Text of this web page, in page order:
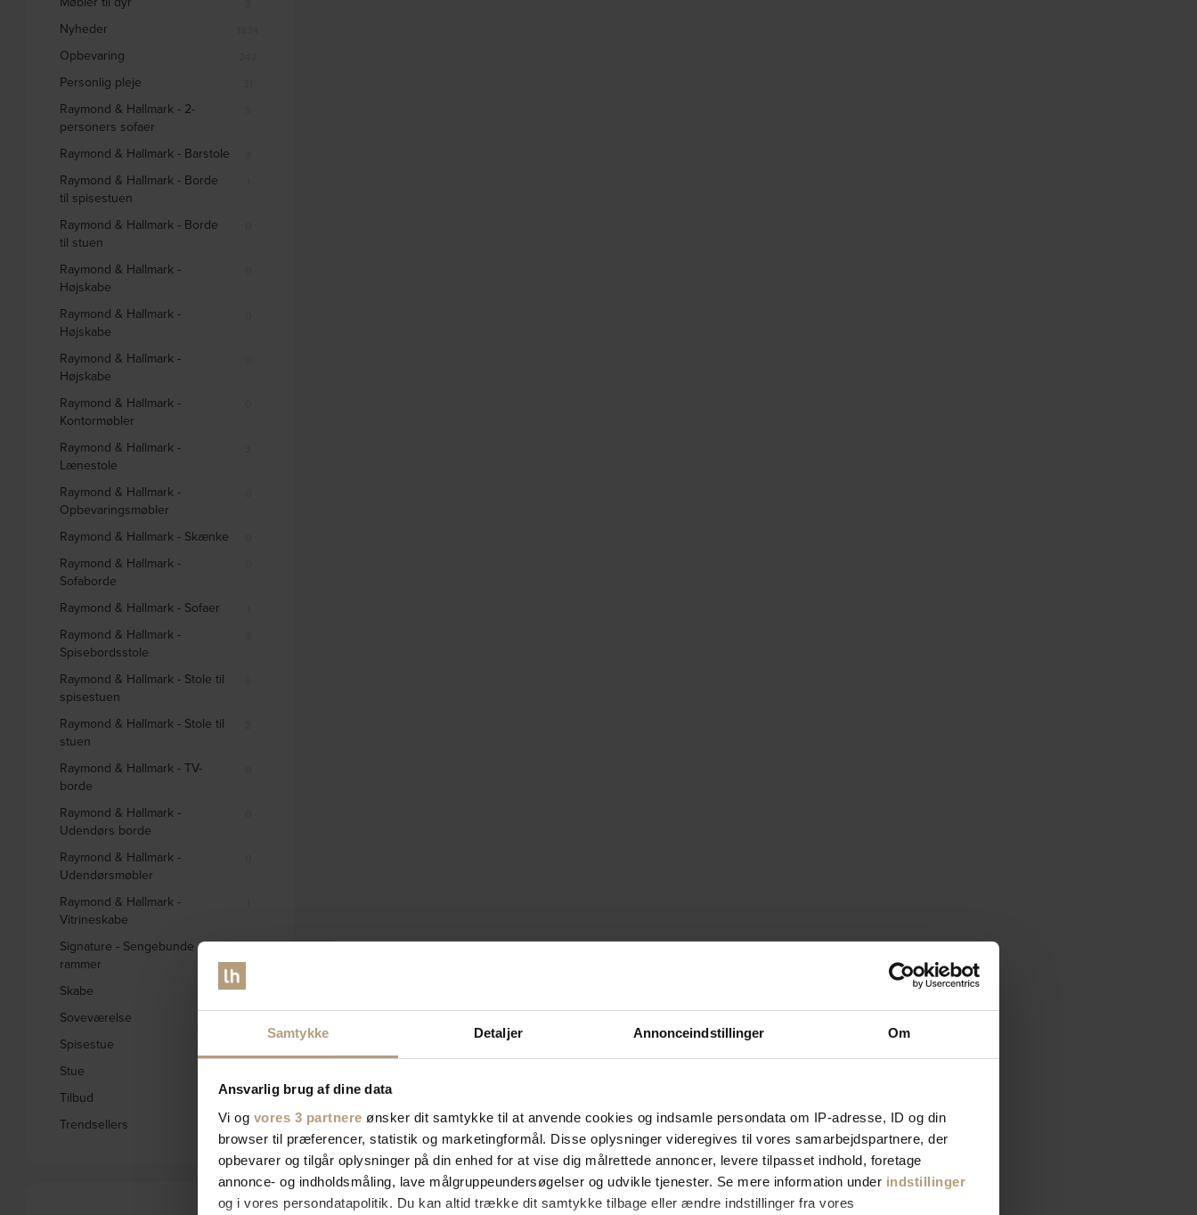
Samtykke Detaljer Annonceindstillinger Om
Ansvarlig brug af dine data
Vi og vores 3 partnere ønsker dit samtykke til at anvende cookies og indsamle persondata om IP-adresse, ID og din
browser til præferencer, statistik og marketingformål. Disse oplysninger videregives til vores samarbejdspartnere, der
opbevarer og tilgår oplysninger på din enhed for at vise dig målrettede annoncer, levere tilpasset indhold, foretage
annonce- og indholdsmåling, lave målgruppeundersøgelser og udvikle tjenester. Se mere information under indstillinger
og i vores persondatapolitik. Du kan altid trække dit samtykke tilbage eller ændre indstillinger fra vores
Nyheder
Opbevaring
Personlig pleje
Raymond & Hallmark - 2-
personers sofaer
Raymond & Hallmark - Barstole
Raymond & Hallmark - Borde
til spisestuen
Raymond & Hallmark - Borde
til stuen
Raymond & Hallmark -
Højskabe
Raymond & Hallmark -
Højskabe
Raymond & Hallmark -
Højskabe
Raymond & Hallmark -
Kontormøbler
Raymond & Hallmark -
Lænestole
Raymond & Hallmark -
Opbevaringsmøbler
Raymond & Hallmark - Skænke
Raymond & Hallmark -
Sofaborde
Raymond & Hallmark - Sofaer
Raymond & Hallmark -
Spisebordsstole
Raymond & Hallmark - Stole til
spisestuen
Raymond & Hallmark - Stole til
stuen
Raymond & Hallmark - TV-
borde
Raymond & Hallmark -
Udendørs borde
Raymond & Hallmark -
Udendørsmøbler
Raymond & Hallmark -
Vitrineskabe
Signature - Sengebunde og
rammer
Skabe 332
Soveværelse
Spisestue
Stue
Tilbud 1846
Trendsellers 572